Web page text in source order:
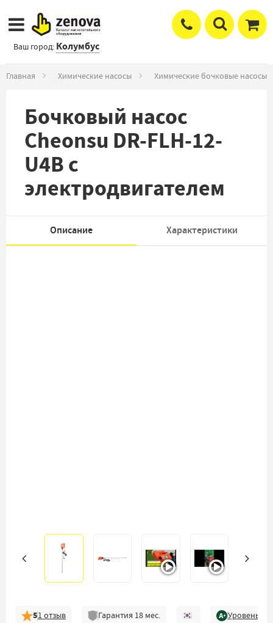
Ваш город: Колумбус
Главная Химические насосы Химические бочковые насосы
Бочковый насос
Cheonsu DR-FLH-12-
U4B с
электродвигателем
Описание Характеристики
51отзыв Гарантия 18мес. Уровень